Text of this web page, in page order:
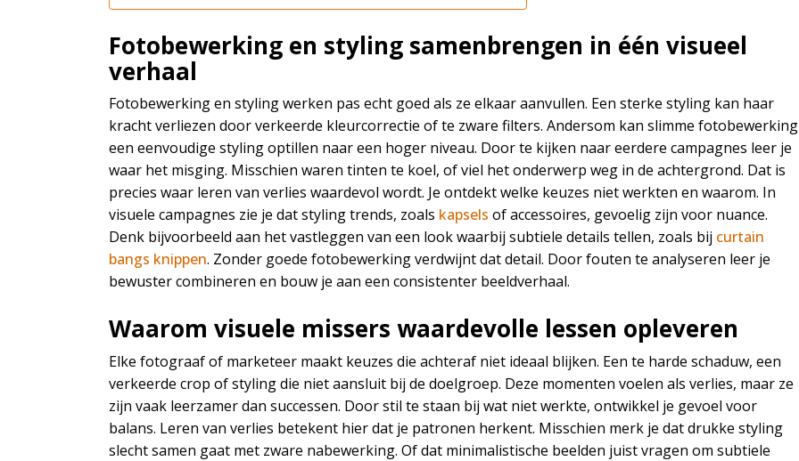
Fotobewerking en styling samenbrengen in één visueel
verhaal
Fotobewerking en styling werken pas echt goed als ze elkaar aanvullen. Een sterke styling kan haar
kracht verliezen door verkeerde kleurcorrectie of te zware filters. Andersom kan slimme fotobewerking
een eenvoudige styling optillen naar een hoger niveau. Door te kijken naar eerdere campagnes leer je
waar het misging. Misschien waren tinten te koel, of viel het onderwerp weg in de achtergrond. Dat is
precies waar leren van verlies waardevol wordt. Je ontdekt welke keuzes niet werkten en waarom. In
visuele campagnes zie je dat styling trends, zoals kapsels of accessoires, gevoelig zijn voor nuance.
Denk bijvoorbeeld aan het vastleggen van een look waarbij subtiele details tellen, zoals bij curtain
bangs knippen. Zonder goede fotobewerking verdwijnt dat detail. Door fouten te analyseren leer je
bewuster combineren en bouw je aan een consistenter beeldverhaal.
Waarom visuele missers waardevolle lessen opleveren
Elke fotograaf of marketeer maakt keuzes die achteraf niet ideaal blijken. Een te harde schaduw, een
verkeerde crop of styling die niet aansluit bij de doelgroep. Deze momenten voelen als verlies, maar ze
zijn vaak leerzamer dan successen. Door stil te staan bij wat niet werkte, ontwikkel je gevoel voor
balans. Leren van verlies betekent hier dat je patronen herkent. Misschien merk je dat drukke styling
slecht samen gaat met zware nabewerking. Of dat minimalistische beelden juist vragen om subtiele